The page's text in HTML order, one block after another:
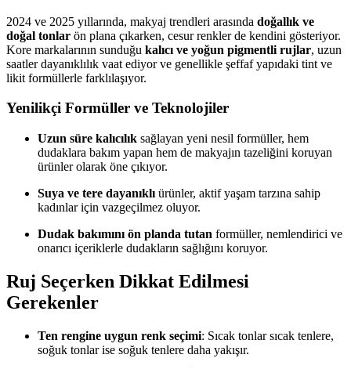
2024 ve 2025 yıllarında, makyaj trendleri arasında doğallık ve
doğal tonlar ön plana çıkarken, cesur renkler de kendini gösteriyor.
Kore markalarının sunduğu kalıcı ve yoğun pigmentli rujlar, uzun
saatler dayanıklılık vaat ediyor ve genellikle şeffaf yapıdaki tint ve
likit formüllerle farklılaşıyor.
Yenilikçi Formüller ve Teknolojiler
Uzun süre kalıcılık sağlayan yeni nesil formüller, hem
dudaklara bakım yapan hem de makyajın tazeliğini koruyan
ürünler olarak öne çıkıyor.
Suya ve tere dayanıklı ürünler, aktif yaşam tarzına sahip
kadınlar için vazgeçilmez oluyor.
Dudak bakımını ön planda tutan formüller, nemlendirici ve
onarıcı içeriklerle dudakların sağlığını koruyor.
Ruj Seçerken Dikkat Edilmesi
Gerekenler
Ten rengine uygun renk seçimi: Sıcak tonlar sıcak tenlere,
soğuk tonlar ise soğuk tenlere daha yakışır.